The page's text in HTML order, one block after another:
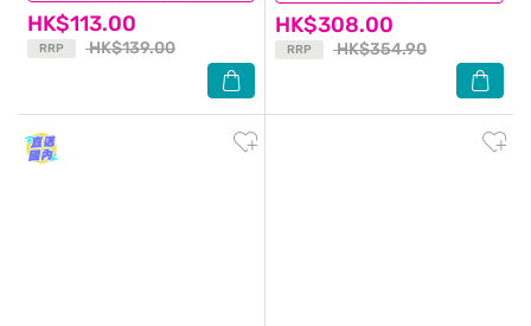
HK$113.00
RRP HK$139.00
HK$308.00
RRP HK$354.90